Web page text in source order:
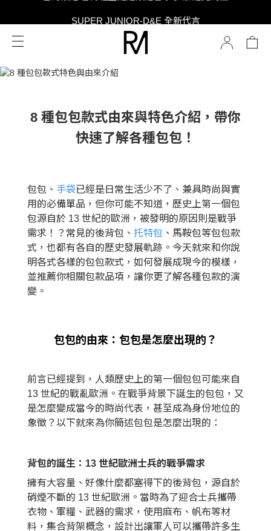
台灣限定 香膏禮盒隨贈限定香水小樣 贈完為止
8 種包包款式由來與特色介紹，帶你
快速了解各種包包！
包包、 手袋已經是日常生活少不了、兼具時尚與實
用的必備單品，但你可能不知道，歷史上第一個包
包源自於 13 世紀的歐洲，被發明的原因則是戰爭
需求！？常見的後背包、 托特包 、馬鞍包等包包款
式，也都有各自的歷史發展軌跡。今天就來和你說
明各式各樣的包包款式，如何發展成現今的模樣，
並推薦你相關包款品項，讓你更了解各種包款的演
變。
包包的由來：包包是怎麼出現的？
前言已經提到，人類歷史上的第一個包包可能來自
13 世紀的戰亂歐洲。在戰爭背景下誕生的包包，又
是怎麼變成當今的時尚代表，甚至成為身份地位的
象徵？以下就來為你簡述包包是怎麼出現的：
背包的誕生：13 世紀歐洲士兵的戰爭需求
擁有大容量、好像什麼都塞得下的後背包，源自於
硝煙不斷的 13 世紀歐洲。當時為了迎合士兵攜帶
衣物、軍糧、武器的需求，使用麻布、帆布等材
料，集合背架概念，設計出讓軍人可以攜帶許多生